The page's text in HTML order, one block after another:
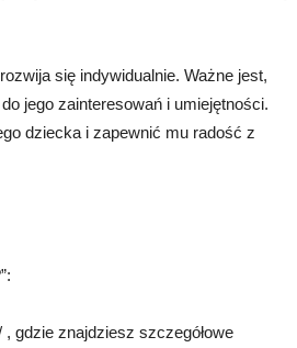
się indywidualnie. Ważne jest,
jego zainteresowań i umiejętności.
dziecka i zapewnić mu radość z
gdzie znajdziesz szczegółowe